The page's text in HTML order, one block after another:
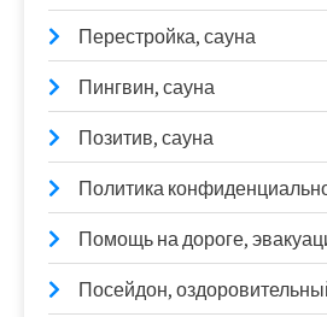
Перестройка, сауна
Пингвин, сауна
Позитив, сауна
Политика
Помощь на дороге,
Посейдон,